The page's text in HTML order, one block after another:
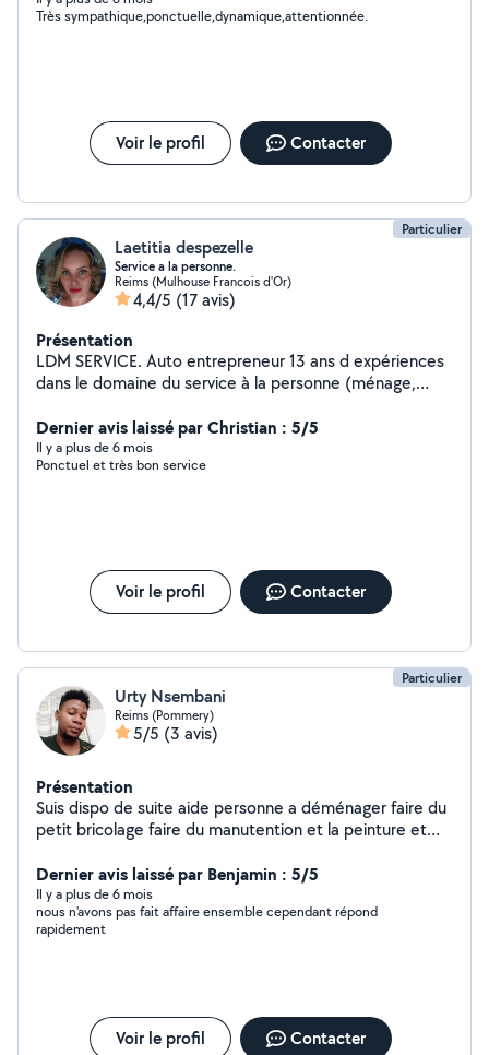
Très sympathique,ponctuelle,dynamique,attentionnée.
Voir le profil Contacter
Particulier
Laetitia despezelle
Service a la personne.
Reims (Mulhouse Francois d'Or)
4,4/5 (17 avis)
Présentation
LDM SERVICE. Auto entrepreneur 13 ans d expériences
dans le domaine du service à la personne (ménage,
domicile, aide administrative, préparation des repas,
transports...) 25e/heure dont 50% de crédit d'impôt ou
possibilité d'avance immédiate du crédit d'impôt.
consignes données en amont, et je reste disponible
pour toute clarification. Je privilégie les clients avec qui
Dernier avis laissé par Christian : 5/5
Il y a plus de 6 mois
Ponctuel et très bon service
Voir le profil Contacter
Particulier
Urty Nsembani
Reims (Pommery)
5/5 (3 avis)
Présentation
Suis dispo de suite aide personne a déménager faire du
petit bricolage faire du manutention et la peinture et
contacter
Dernier avis laissé par Benjamin : 5/5
Il y a plus de 6 mois
nous n'avons pas fait affaire ensemble cependant répond
rapidement
Voir le profil Contacter